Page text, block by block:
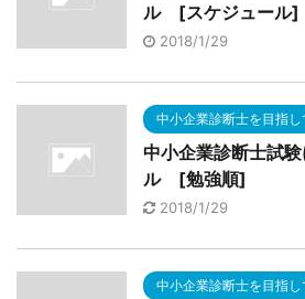
ル [スケジュール]
2018/1/29
中小企業診断士を目指
中小企業診断士試
ル [勉強順]
2018/1/29
中小企業診断士を目指